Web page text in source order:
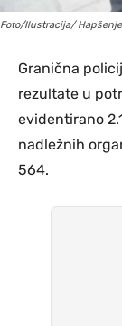
Foto/Ilustracija/ Hapšenje
Granična
rezultate u
evidentirano
nadležnih
564.